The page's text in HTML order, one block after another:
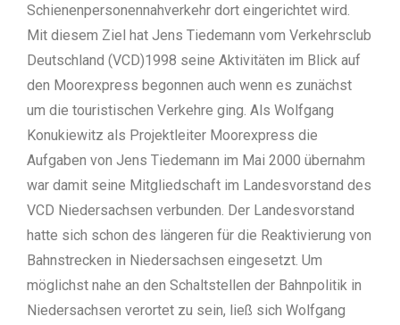
Schienenpersonennahverkehr dort eingerichtet wird.
Mit diesem Ziel hat Jens Tiedemann vom Verkehrsclub
Deutschland (VCD)1998 seine Aktivitäten im Blick auf
den Moorexpress begonnen auch wenn es zunächst
um die touristischen Verkehre ging. Als Wolfgang
Konukiewitz als Projektleiter Moorexpress die
Aufgaben von Jens Tiedemann im Mai 2000 übernahm
war damit seine Mitgliedschaft im Landesvorstand des
VCD Niedersachsen verbunden. Der Landesvorstand
hatte sich schon des längeren für die Reaktivierung von
Bahnstrecken in Niedersachsen eingesetzt. Um
möglichst nahe an den Schaltstellen der Bahnpolitik in
Niedersachsen verortet zu sein, ließ sich Wolfgang